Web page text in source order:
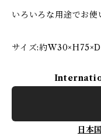
いろいろな用途でお使
サイズ:約
日本